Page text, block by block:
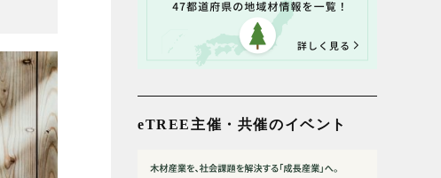
eTREE主催・共催のイベント